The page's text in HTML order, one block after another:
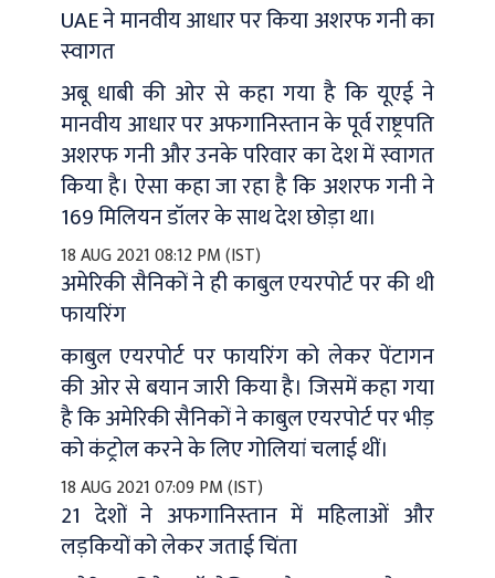
UAE ने मानवीय आधार पर किया अशरफ गनी का
स्‍वागत
अबू धाबी की ओर से कहा गया है कि यूएई ने
मानवीय आधार पर अफगानिस्‍तान के पूर्व राष्ट्रपति
अशरफ गनी और उनके परिवार का देश में स्वागत
किया है। ऐसा कहा जा रहा है कि अशरफ गनी ने
169 मिलियन डॉलर के साथ देश छोड़ा था।
18 AUG 2021 08:12 PM (IST)
अमेरिकी सैनिकों ने ही काबुल एयरपोर्ट पर की थी
फायरिंग
काबुल एयरपोर्ट पर फायरिंग को लेकर पेंटागन
की ओर से बयान जारी किया है। जिसमें कहा गया
है कि अमेरिकी सैनिकों ने काबुल एयरपोर्ट पर भीड़
को कंट्रोल करने के लिए गोलियां चलाई थीं।
18 AUG 2021 07:09 PM (IST)
21 देशों ने अफगानिस्‍तान में महिलाओं और
लड़कियों को लेकर जताई चिंता